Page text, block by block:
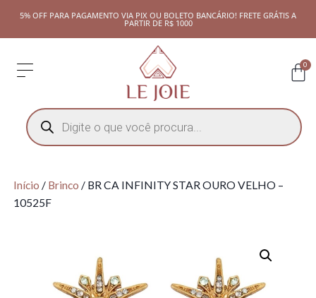
5% OFF PARA PAGAMENTO VIA PIX OU BOLETO BANCÁRIO! FRETE GRÁTIS A
PARTIR DE R$ 1000
0
Início / Brinco / BR CA INFINITY STAR OURO VELHO –
10525F